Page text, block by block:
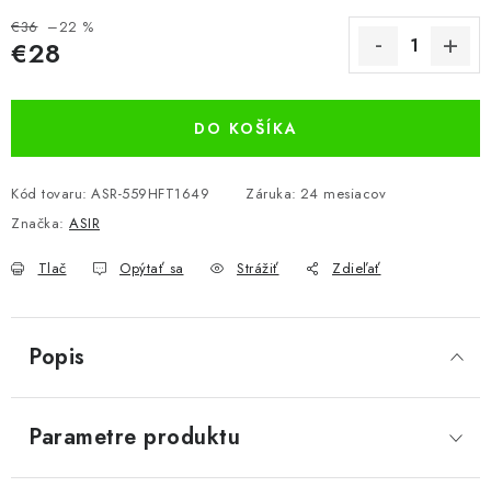
€36 –22 %
€28
DO KOŠÍKA
Kód tovaru: ASR-559HFT1649 Záruka: 24 mesiacov
Značka: ASIR
Tlač Opýtať sa Strážiť Zdieľať
Popis
Parametre produktu